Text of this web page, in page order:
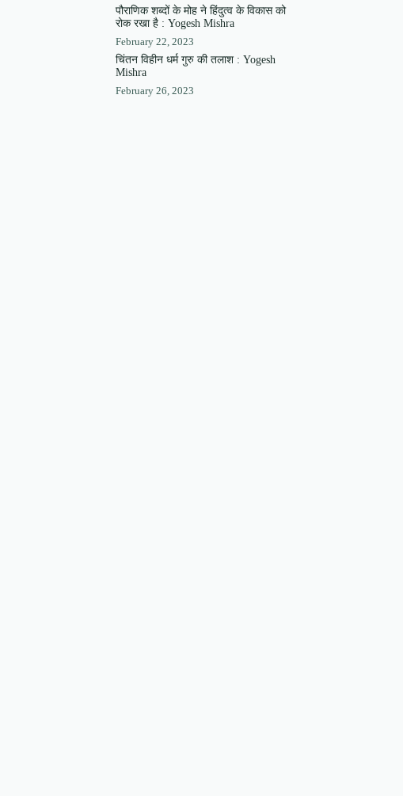
पौराणिक शब्दों के मोह ने हिंदुत्व के विकास को
रोक रखा है : Yogesh Mishra
February 22, 2023
चिंतन विहीन धर्म गुरु की तलाश : Yogesh
Mishra
February 26, 2023